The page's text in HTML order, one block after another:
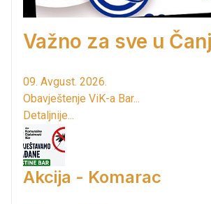
Važno za sve u
09. Avgust. 2026.
Obavještenje ViK-a Bar...
Detaljnije...
Akcija - Komarac